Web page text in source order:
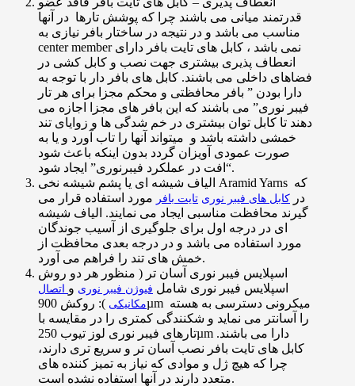
قدرتمند میانی می باشند چرا که پوشش تارها در آنها
مناسب می باشد و در نتیجه در ساختار بافر نیازی به
center member نمی باشد ، کابل های تایت بافر دارای
انعطاف پذیری بیشتری جهت نصب و کابل کشی در
فضاهای داخلی می باشند. کابل های بافر دار با توجه به
دارا بودن ” بافر محافظتی و محکم مجزا برای هر تار
فیبر نوری” می باشند که این بافر های مجزا اجازه می
دهند تا کابل توان بیشتری در خم شدگی ها و زوایای تند
خمشی داشته باشد و میتواند آنها را تاب آورد و یا به
صورت عمودی آویزان گردد بدون اینکه باعث شود
“افت در عملکرد فیبرنوری” ایجاد شود.
الیاف شیشه ای یا پشم شیشه نخی Aramid Yarns که
در کابل های فیبر نوری تایت بافر مورد استفاده قرار می
گیرند محافظت مناسبی ایجاد می نمایند. الیاف شیشه
ای در درجه اول برای جلوگیری از آسیب جوندگان
مورد استفاده می باشد و در درجه بعدی محافظت از
خمش های تند را فراهم می آورد.
اسپلایس فیبر نوری آسان تر ( منظور هر دو روش
اسپلایس فیبر نوری شامل فیوژن فیبر نوری و اتصال
مکانیکی
): روکش 900µm میکرونی دسترسی به هسته
را آسانتر می نماید و شکنندگی کمتری را در مقایسه با
تارهای فیبر نوری لوز تیوب 250µm دارا می باشند.
کابل های تایت بافر نصب آسان تر و سریع تری دارند،
چرا که هیچ ژل و موادی که نیاز به تمیز کننده های
متعدد دارند در آنها استفاده نشده است.